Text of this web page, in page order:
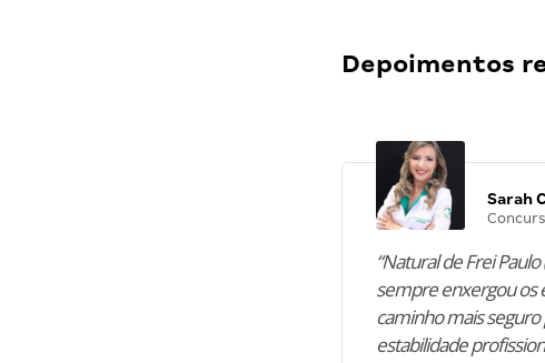
Depoimentos
Sarah
“Natural de Frei Paulo
sempre enxergou os
caminho mais
estabilidade